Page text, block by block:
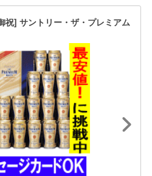
祝] サントリー・ザ・プレミアム